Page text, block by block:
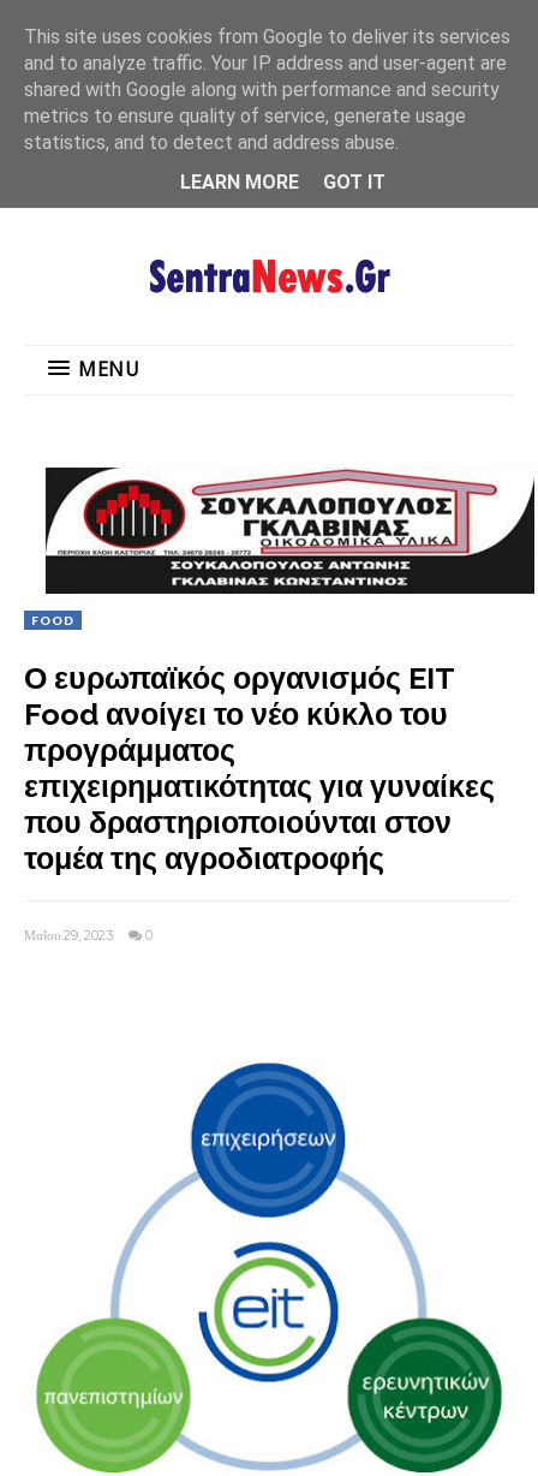
MENU
MENU
FOOD
Ο ευρωπαϊκός οργανισμός EIT
Food ανοίγει το νέο κύκλο του
προγράμματος
επιχειρηματικότητας για γυναίκες
που δραστηριοποιούνται στον
τομέα της αγροδιατροφής
Μαΐου 29, 2023 0
This site uses cookies from Google to deliver its services
and to analyze traffic. Your IP address and user-agent are
shared with Google along with performance and security
metrics to ensure quality of service, generate usage
statistics, and to detect and address abuse.
LEARN MORE
GOT IT